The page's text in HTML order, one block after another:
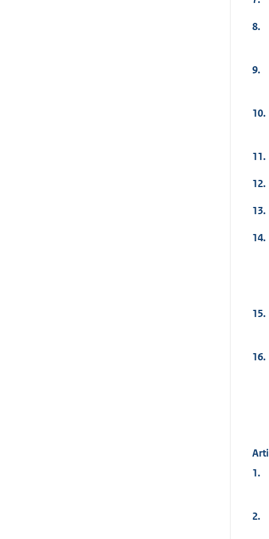
8.
9.
10.
11.
12.
13.
14.
15.
16.
1.
2.